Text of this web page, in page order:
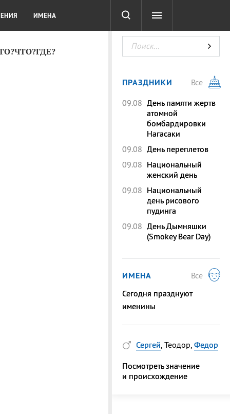
ТЕСТЫ
ИМЕНА
ПРАЗДНИКИ
Все
09.08 День памяти жертв
атомной
бомбардировки
Нагасаки
09.08 День переплетов
09.08 Национальный
женский день
09.08 Национальный
день рисового
пудинга
09.08 День Дымняшки
(Smokey Bear Day)
ИМЕНА
Все
Сегодня празднуют
именины
Сергей, Теодор, Федор
Посмотреть значение
и происхождение